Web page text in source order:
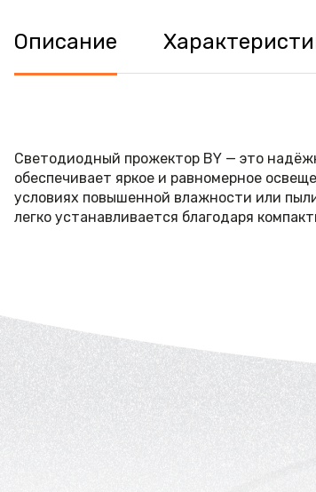
Описание
Светодиодный прожектор BY — это
обеспечивает яркое и равномерное
условиях повышенной влажности или
легко устанавливается благодаря